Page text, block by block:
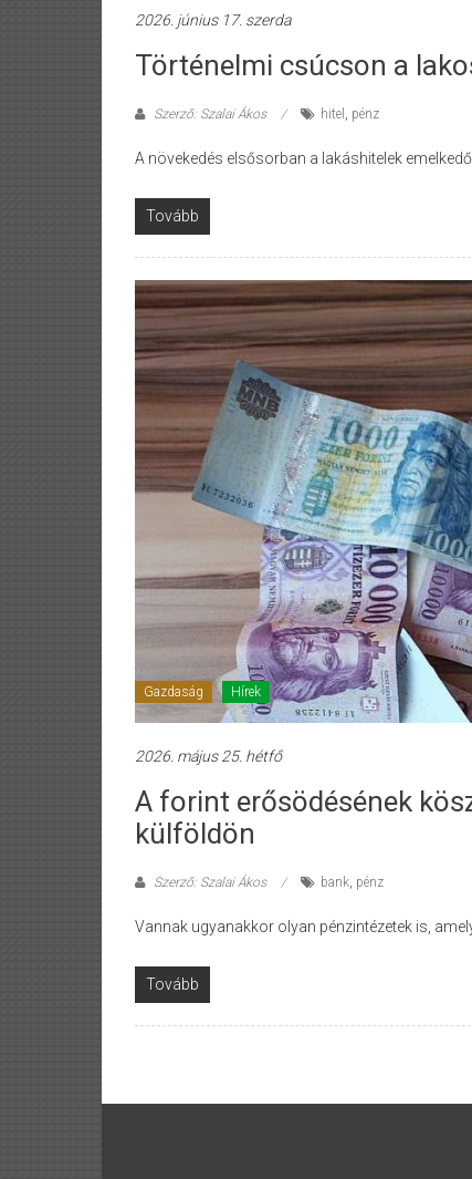
2026. június 17. szerda
Történelmi csúcson a
Szerző: Szalai Ákos hitel , pénz
A növekedés elsősorban a lakáshitelek
Tovább
Gazdaság Hírek
2026. május 25. hétfő
A forint erősödésének
külföldön
Szerző: Szalai Ákos bank, pénz
Vannak ugyanakkor olyan pénzintézetek is,
Tovább